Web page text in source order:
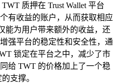
质押在 Trust Wallet 平台
有收益的账户，从而获取相应
能为用户带来额外的收益，还
强平台的稳定性和安全性，通
锁定在平台之中，减少了市
给 TWT 的价格加上了一个稳
支撑。